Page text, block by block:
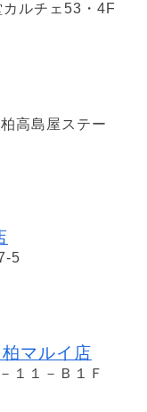
ルチェ53・4F
高島屋ステー
5
マルイ店
１１－Ｂ１Ｆ